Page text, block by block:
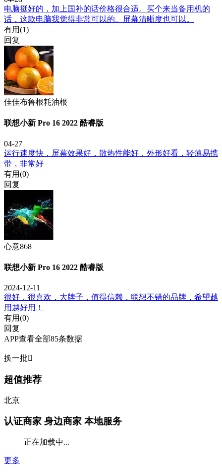
电脑挺好的，加上国补的话价格很合适。买个来当备用机的
话，这款电脑我觉得非常可以的。屏幕清晰度也可以。
有用(1)
回复
佳佳布鲁根耗油根
联想小新 Pro 16 2022 酷睿版
04-27
运行速度快，屏幕效果好，散热性能好，外形好看，轻薄易携
带，非常好
有用(0)
回复
心意868
联想小新 Pro 16 2022 酷睿版
2024-12-11
很好，很喜欢，大牌子，值得信赖，联想不错的品牌，希望越
用越好用！
有用(0)
回复
APP查看全部85条数据
换一批
超值推荐
北京
认证商家 身边商家 本地服务
正在加载中...
更多